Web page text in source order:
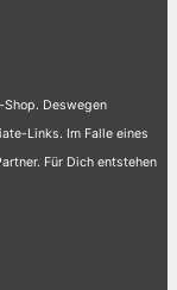
Deswegen
Links. Im Falle eines
Für Dich entstehen